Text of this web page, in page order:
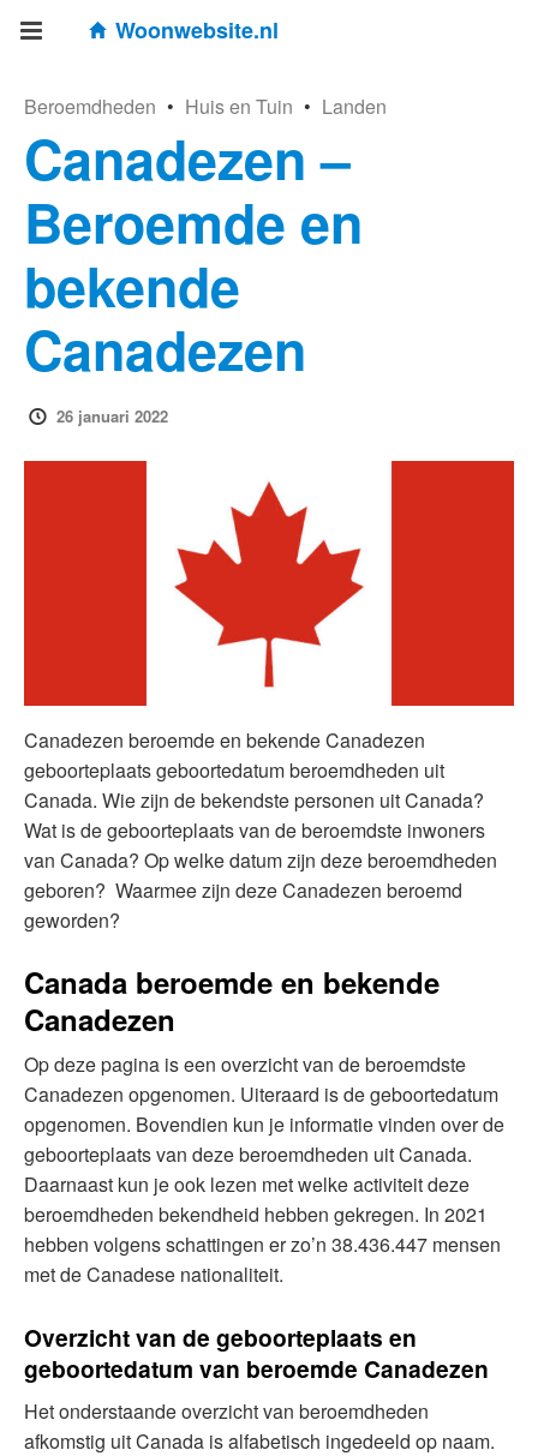
Woonwebsite.nl
Beroemdheden • Huis en Tuin • Landen
Canadezen –
Beroemde en
bekende
Canadezen
26 januari 2022
Canadezen beroemde en bekende Canadezen
geboorteplaats geboortedatum beroemdheden uit
Canada. Wie zijn de bekendste personen uit Canada?
Wat is de geboorteplaats van de beroemdste inwoners
van Canada? Op welke datum zijn deze beroemdheden
geboren? Waarmee zijn deze Canadezen beroemd
geworden?
Canada beroemde en bekende
Canadezen
Op deze pagina is een overzicht van de beroemdste
Canadezen opgenomen. Uiteraard is de geboortedatum
opgenomen. Bovendien kun je informatie vinden over de
geboorteplaats van deze beroemdheden uit Canada.
Daarnaast kun je ook lezen met welke activiteit deze
beroemdheden bekendheid hebben gekregen. In 2021
hebben volgens schattingen er zo’n 38.436.447 mensen
met de Canadese nationaliteit.
Overzicht van de geboorteplaats en
geboortedatum van beroemde Canadezen
Het onderstaande overzicht van beroemdheden
afkomstig uit Canada is alfabetisch ingedeeld op naam.